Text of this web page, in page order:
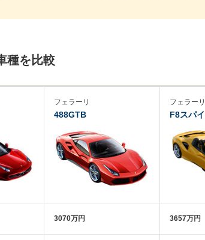
種を比較
フェラーリ
488GTB
3070万円
フェラーリ
F8スパ
3657万円